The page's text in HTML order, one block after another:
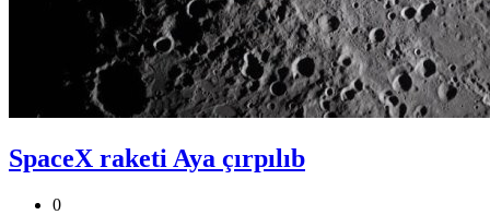
SpaceX raketi Aya çırpılıb
0